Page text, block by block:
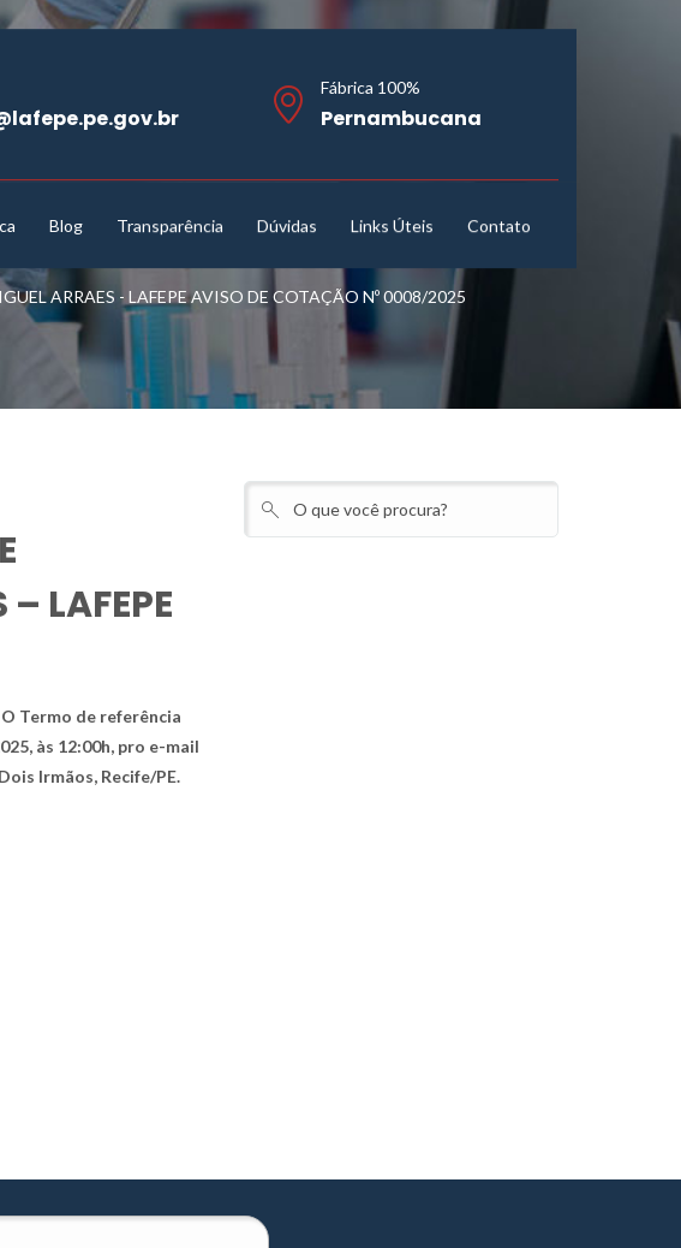
Fábrica 100%
Pernambucana
Blog Transparência Dúvidas Links Úteis Contato
ARRAES - LAFEPE AVISO DE COTAÇÃO Nº 0008/2025
LAFEPE
O Termo de referência
às 12:00h, pro e-mail
Irmãos, Recife/PE.